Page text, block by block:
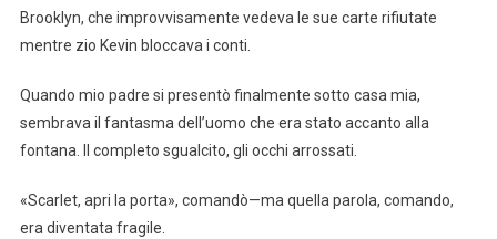
Brooklyn, che improvvisamente vedeva le sue carte rifiutate
mentre zio Kevin bloccava i conti.
Quando mio padre si presentò finalmente sotto casa mia,
sembrava il fantasma dell’uomo che era stato accanto alla
fontana. Il completo sgualcito, gli occhi arrossati.
«Scarlet, apri la porta», comandò—ma quella parola, comando,
era diventata fragile.